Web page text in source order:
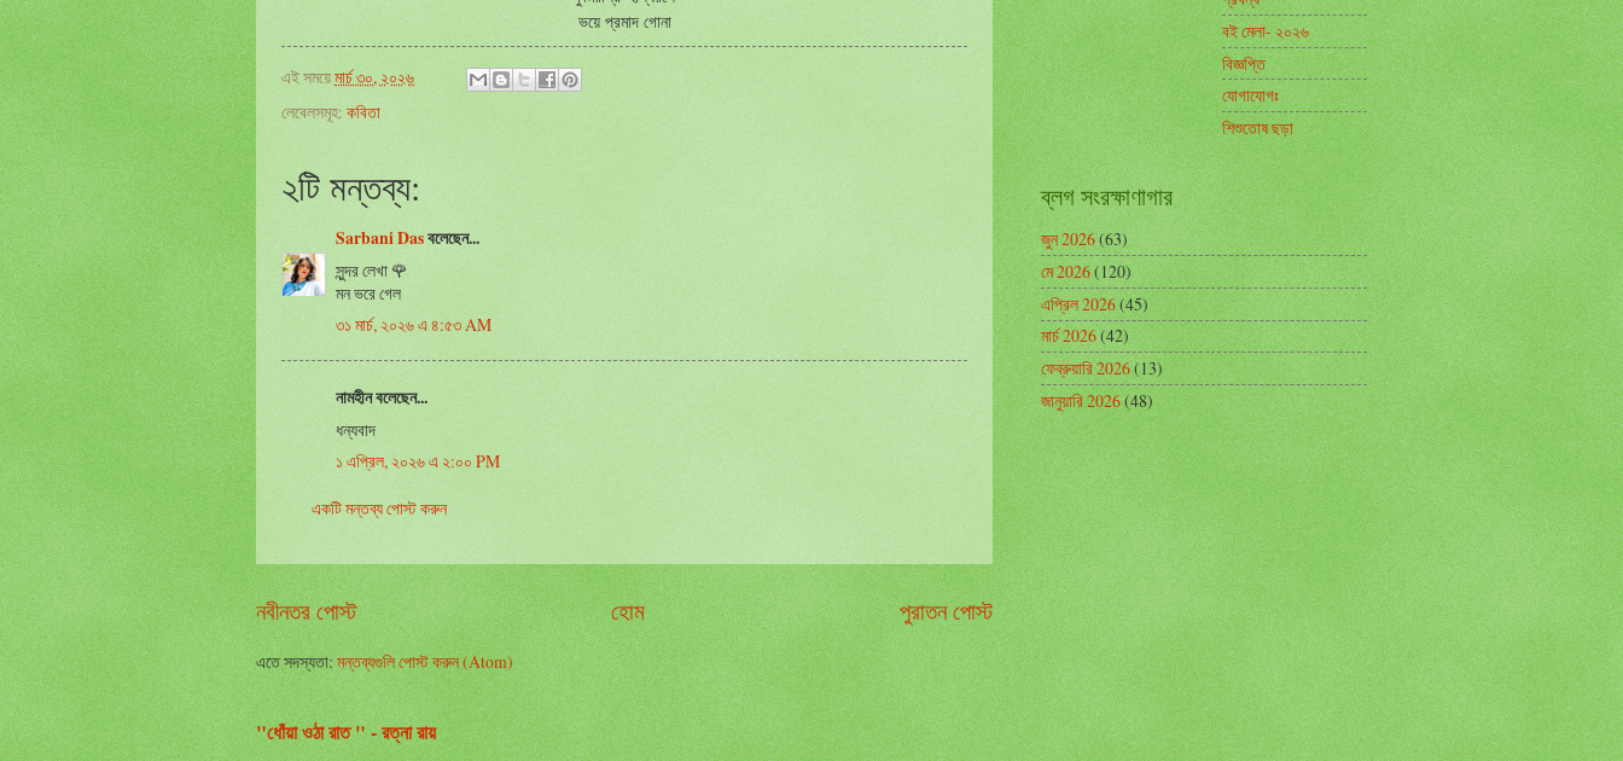
ভয়ে প্রমাদ গোনা
এই সময়েমার্চ ৩০, ২০২৬
লেবেলসমূহ: কবিতা
২টি মন্তব্য:
Sarbani Dasবলেছেন...
সুন্দর লেখা 🌹
মন ভরে গেল
৩১ মার্চ, ২০২৬ এ ৪:৫৩ AM
নামহীন বলেছেন...
ধন্যবাদ
১ এপ্রিল, ২০২৬ এ ২:০০ PM
একটি মন্তব্য পোস্ট করুন
নবীনতর পোস্ট পুরাতন পোস্ট
হোম
এতে সদস্যতা:মন্তব্যগুলি পোস্ট করুন (Atom)
"ধোঁয়া ওঠা রাত " - রত্না রায়
বই মেলা- ২০২৬
বিজ্ঞপ্তি
যোগাযোগঃ
শিশুতোষ ছড়া
ব্লগ সংরক্ষাণাগার
জুন 2026(63)
মে 2026(120)
এপ্রিল 2026(45)
মার্চ 2026(42)
ফেব্রুয়ারি 2026(13)
জানুয়ারি 2026(48)